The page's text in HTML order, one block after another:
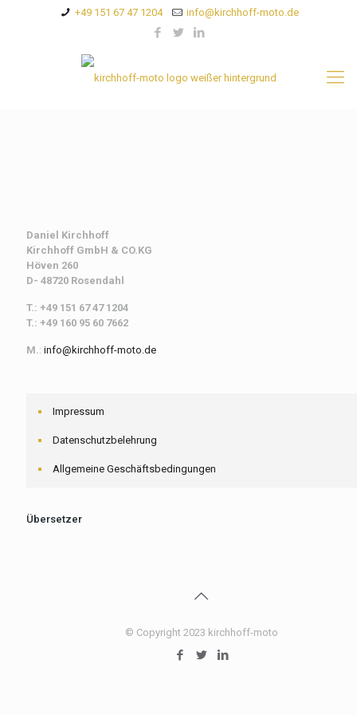
+49 151 67 47 1204 info@kirchhoff-moto.de
Daniel Kirchhoff
Kirchhoff GmbH & CO.KG
Höven 260
D- 48720 Rosendahl
T.: +49 151 67 47 1204
T.: +49 160 95 60 7662
M.: info@kirchhoff-moto.de
Impressum
Datenschutzbelehrung
Allgemeine Geschäftsbedingungen
Übersetzer
© Copyright 2023 kirchhoff-moto